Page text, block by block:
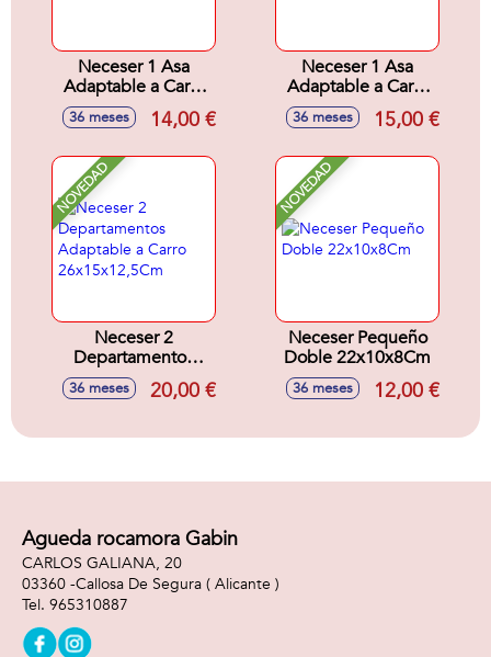
Neceser 1 Asa
Adaptable a Carro
26x15x12Cm
36 meses 14,00 €
Neceser 1 Asa
Adaptable a Carro
26x15x12Cm
36 meses 15,00 €
NOVEDAD
Neceser 2
Departamentos
Adaptable a Carro
26x15x12,5Cm
36 meses 20,00 €
NOVEDAD
Neceser Pequeño
Doble 22x10x8Cm
36 meses 12,00 €
Agueda rocamora Gabin
CARLOS GALIANA, 20
03360 -Callosa De Segura ( Alicante )
965310887